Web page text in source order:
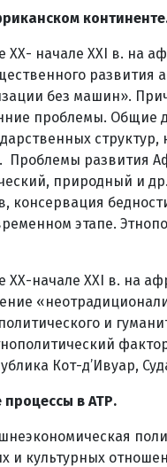
ХХ- начале XXI в. на
развития
без машин».
проблемы. Общие
Проблемы развития
природный и
этапе.
ХХ-начале XXI в. на
и
Кот-д’Ивуар,
процессы в АТР.
и культурных